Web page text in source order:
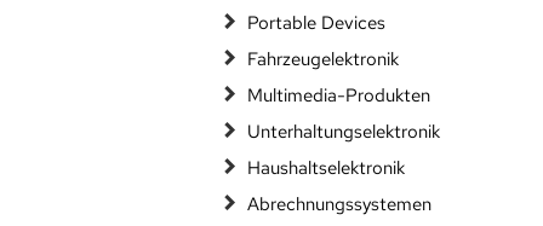
Portable Devices
Fahrzeugelektronik
Multimedia-Produkten
Unterhaltungselektronik
Haushaltselektronik
Abrechnungssystemen